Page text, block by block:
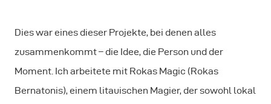
Dies war eines dieser Projekte, bei denen alles
zusammenkommt – die Idee, die Person und der
Moment. Ich arbeitete mit Rokas Magic (Rokas
Bernatonis), einem litauischen Magier, der sowohl lokal